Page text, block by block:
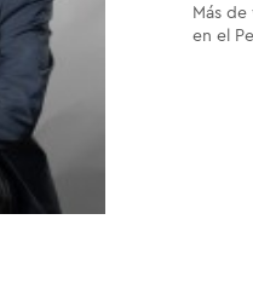
Más
en el